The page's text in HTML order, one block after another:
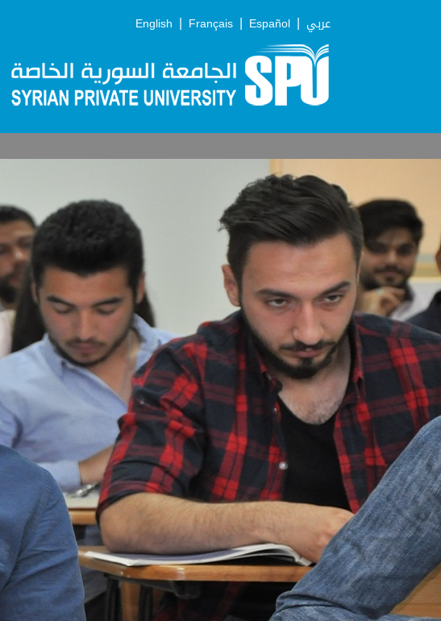
English | Français | Español | عربي